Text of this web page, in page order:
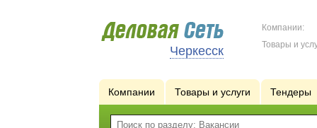
Черкесск
Компании:
Товары и
Компании Товары и услуги Тендеры